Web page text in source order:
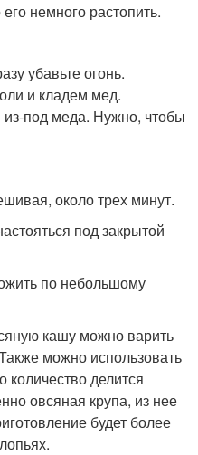
немного растопить.
убавьте огонь.
и кладем мед.
под меда. Нужно, чтобы
около трех минут.
под закрытой
по небольшому
кашу можно варить
можно использовать
количество делится
овсяная крупа, из нее
будет более